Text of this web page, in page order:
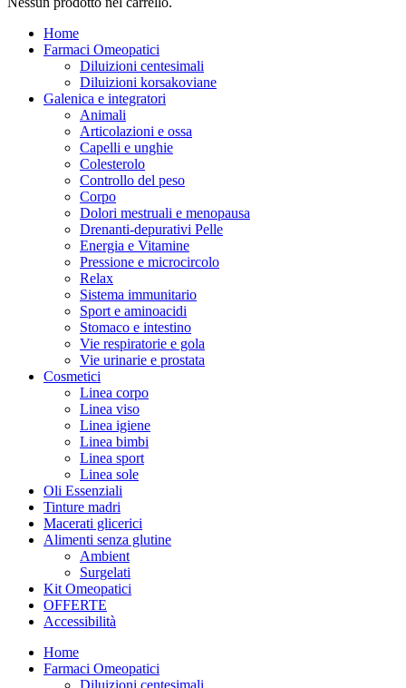
Home
Farmaci Omeopatici
Diluizioni centesimali
Diluizioni korsakoviane
Galenica e integratori
Animali
Articolazioni e ossa
Capelli e unghie
Colesterolo
Controllo del peso
Corpo
Dolori mestruali e menopausa
Drenanti-depurativi Pelle
Energia e Vitamine
Pressione e microcircolo
Relax
Sistema immunitario
Sport e aminoacidi
Stomaco e intestino
Vie respiratorie e gola
Vie urinarie e prostata
Cosmetici
Linea corpo
Linea viso
Linea igiene
Linea bimbi
Linea sport
Linea sole
Oli Essenziali
Tinture madri
Macerati glicerici
Alimenti senza glutine
Ambient
Surgelati
Kit Omeopatici
OFFERTE
Accessibilità
Home
Farmaci Omeopatici
Diluizioni centesimali